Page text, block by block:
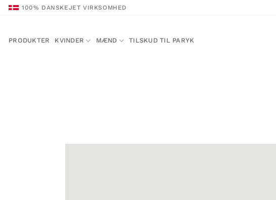
Fortsæt100% DANSKEJET VIRKSOMHED
PRODUKTER KVINDER MÆND TILSKUD TIL PARYK